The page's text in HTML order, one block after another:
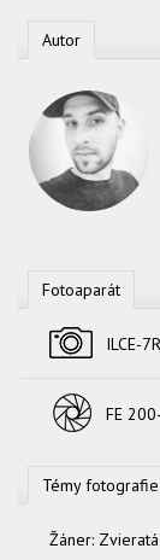
Autor
Fotoaparát
ILCE-
FE
Témy fotografie
Žáner: Zvieratá